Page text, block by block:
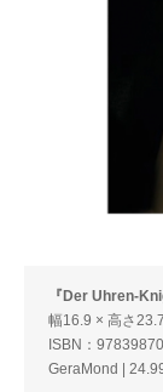
『Der Uhren-
幅16.9 × 高さ
ISBN：
GeraMond |